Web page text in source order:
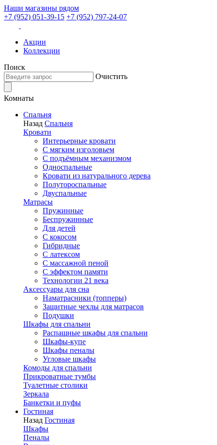
Наши магазины рядом
+7 (952) 051-39-15 +7 (952) 797-24-07
Акции
Коллекции
Поиск
Очистить
Комнаты
Спальня
Назад Спальня
Кровати
Интерьерные кровати
С мягким изголовьем
С подъёмным механизмом
Односпальные
Кровати из натурального дерева
Полутороспальные
Двуспальные
Матрасы
Пружинные
Беспружинные
Для детей
C кокосом
Гибридные
С латексом
С массажной пеной
С эффектом памяти
Технологии 21 века
Аксессуары для сна
Наматрасники (топперы)
Защитные чехлы для матрасов
Подушки
Шкафы для спальни
Распашные шкафы для спальни
Шкафы-купе
Шкафы пеналы
Угловые шкафы
Комоды для спальни
Прикроватные тумбы
Туалетные столики
Зеркала
Банкетки и пуфы
Гостиная
Назад Гостиная
Шкафы
Пеналы